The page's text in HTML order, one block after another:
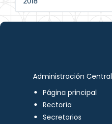
Administración Central
Página principal
Rectoría
Secretarios